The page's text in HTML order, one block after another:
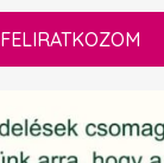
FELIRATKOZOM